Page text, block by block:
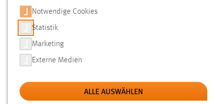
SUCHE
FILTER
Typ
Notwendige Cookies
Statistik
Marketing
Externe Medien
ALLE AUSWÄHLEN